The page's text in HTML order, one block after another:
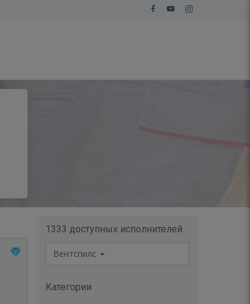
1333 доступных исполнителей
Вентспилс
Категории